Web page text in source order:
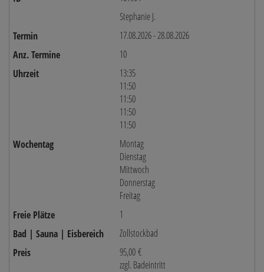
Stephanie J.
17.08.2026 - 28.08.2026
10
13:35
11:50
11:50
11:50
11:50
Montag
Dienstag
Mittwoch
Donnerstag
Freitag
1
Zollstockbad
95,00 €
zzgl. Badeintritt